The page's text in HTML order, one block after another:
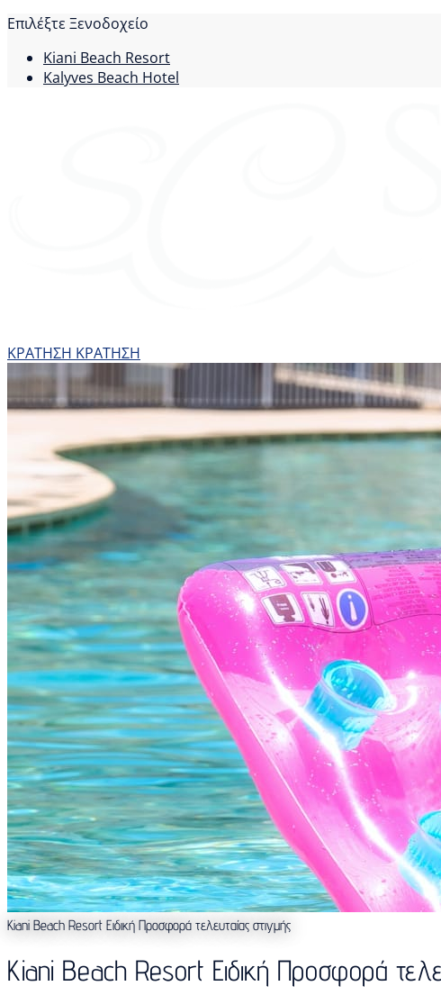
Επιλέξτε Ξενοδοχείο
Kiani Beach Resort
Kalyves Beach Hotel
ΚΡΑΤΗΣΗ ΚΡΑΤΗΣΗ
Kiani Beach Resort Ειδική Προσφορά τελευταίας στιγμής
Kiani Beach Resort Ειδική Προσφορά